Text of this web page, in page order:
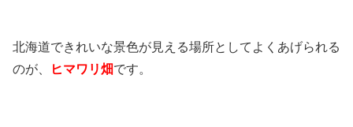
北海道できれいな景色が見える場所としてよくあげられる
のが、
ヒマワリ畑です。